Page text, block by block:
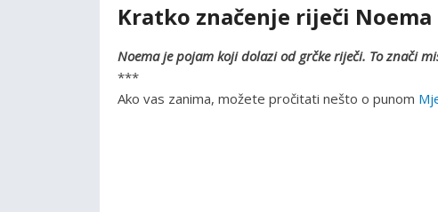
Kratko značenje riječi Noema
Noema je pojam koji dolazi od grčke riječi. To znači
***
Ako vas zanima, možete pročitati nešto o punom